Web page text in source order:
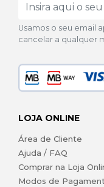
Usamos o seu email
cancelar a qualquer
LOJA ONLINE
Área de Cliente
Ajuda / FAQ
Comprar na Loja
Modos de